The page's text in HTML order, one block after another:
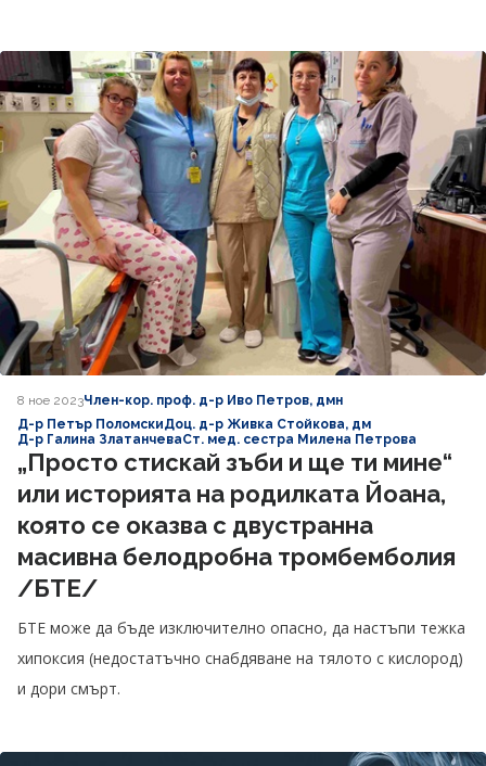
8 ное 2023Член-кор. проф. д-р Иво Петров, дмн
Д-р Петър ПоломскиДоц. д-р Живка Стойкова, дм
Д-р Галина ЗлатанчеваСт. мед. сестра Милена Петрова
„Просто стискай зъби и ще ти мине“
или историята на родилката Йоана,
която се оказва с двустранна
масивна белодробна тромбемболия
/БТЕ/
БТЕ може да бъде изключително опасно, да настъпи тежка
хипоксия (недостатъчно снабдяване на тялото с кислород)
и дори смърт.